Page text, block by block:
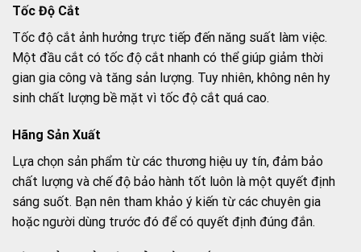
Tốc Độ Cắt
Tốc độ cắt ảnh hưởng trực tiếp đến năng suất làm việc.
Một đầu cắt có tốc độ cắt nhanh có thể giúp giảm thời
gian gia công và tăng sản lượng. Tuy nhiên, không nên hy
sinh chất lượng bề mặt vì tốc độ cắt quá cao.
Hãng Sản Xuất
Lựa chọn sản phẩm từ các thương hiệu uy tín, đảm bảo
chất lượng và chế độ bảo hành tốt luôn là một quyết định
sáng suốt. Bạn nên tham khảo ý kiến từ các chuyên gia
hoặc người dùng trước đó để có quyết định đúng đắn.